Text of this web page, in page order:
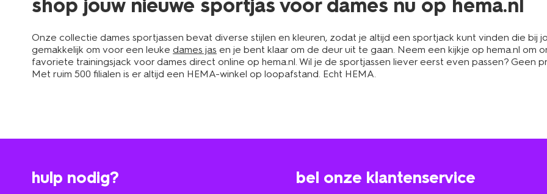
shop jouw nieuwe sportjas voor dames nu op hema.nl
Onze collectie dames sportjassen bevat diverse stijlen en kleuren, zodat je altijd een sportjack kunt vinden die bij
gemakkelijk om voor een leuke dames jas en je bent klaar om de deur uit te gaan. Neem een kijkje op hema.nl om
favoriete trainingsjack voor dames direct online op hema.nl. Wil je de sportjassen liever eerst even passen? Geen
Met ruim 500 filialen is er altijd een HEMA-winkel op loopafstand. Echt HEMA.
hulp nodig? bel onze klantenservice